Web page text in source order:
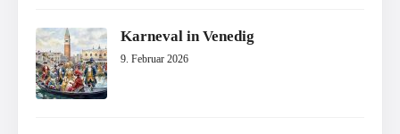
Karneval in Venedig
9. Februar 2026